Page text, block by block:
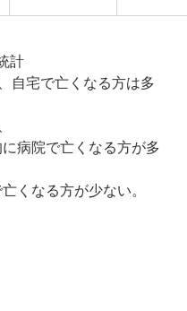
計
自宅で亡くなる方は多
院で亡くなる方が多
なる方が少ない。